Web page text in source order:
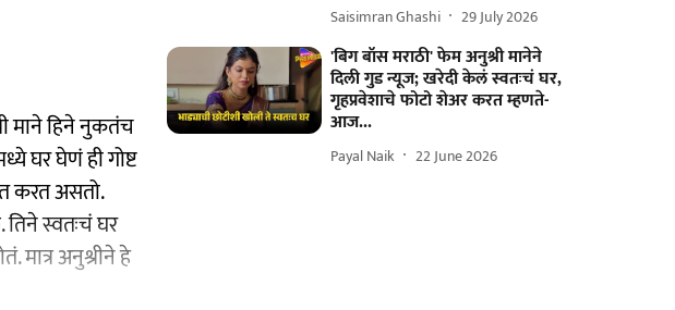
माने हिने नुकतंच
घर घेणं ही गोष्ट
करत असतो.
स्वतःचं घर
मात्र अनुश्रीने हे
Saisimran Ghashi 29 July 2026
'बिग बॉस मराठी' फेम अनुश्री मानेने
दिली गुड न्यूज; खरेदी केलं स्वतःचं घर,
गृहप्रवेशाचे फोटो शेअर करत म्हणते-
आज...
Payal Naik 22 June 2026